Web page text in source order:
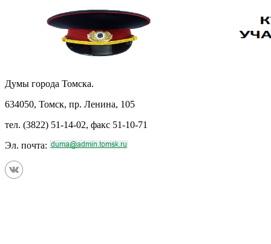
Думы города Томска.
634050, Томск, пр. Ленина, 105
тел. (3822) 51-14-02, факс 51-10-71
Эл. почта: